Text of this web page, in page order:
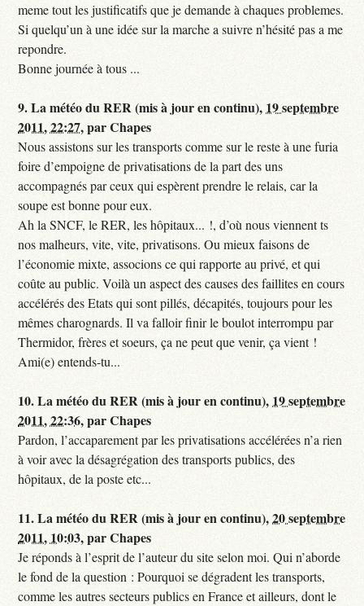
meme tout les justificatifs que je demande à chaques problemes.
Si quelqu’un à une idée sur la marche a suivre n’hésité pas a me
repondre.
Bonne journée à tous ...
9.La météo du RER (mis à jour en continu), 19 septembre
2011, 22:27,parChapes
Nous assistons sur les transports comme sur le reste à une furia
foire d’empoigne de privatisations de la part des uns
accompagnés par ceux qui espèrent prendre le relais, car la
soupe est bonne pour eux.
Ah la SNCF, le RER, les hôpitaux... !, d’où nous viennent ts
nos malheurs, vite, vite, privatisons. Ou mieux faisons de
l’économie mixte, associons ce qui rapporte au privé, et qui
coûte au public. Voilà un aspect des causes des faillites en cours
accélérés des Etats qui sont pillés, décapités, toujours pour les
mêmes charognards. Il va falloir finir le boulot interrompu par
Thermidor, frères et soeurs, ça ne peut que venir, ça vient !
Ami(e) entends-tu...
10.La météo du RER (mis à jour en continu), 19 septembre
2011, 22:36,parChapes
Pardon, l’accaparement par les privatisations accélérées n’a rien
à voir avec la désagrégation des transports publics, des
hôpitaux, de la poste etc...
11.La météo du RER (mis à jour en continu),20 septembre
2011, 10:03,parChapes
Je réponds à l’esprit de l’auteur du site selon moi. Qui n’aborde
le fond de la question : Pourquoi se dégradent les transports,
comme les autres secteurs publics en France et ailleurs, dont le